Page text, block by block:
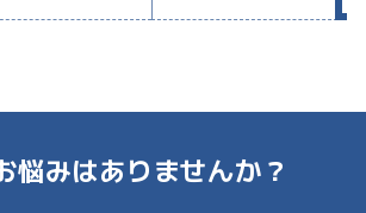
悩みはありませんか？